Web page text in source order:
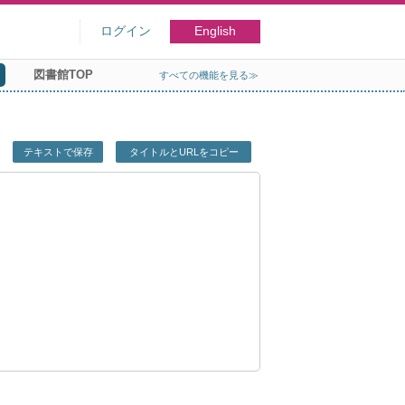
ログイン English
図書館TOP すべての機能を見る≫
テキストで保存 タイトルとURLをコピー